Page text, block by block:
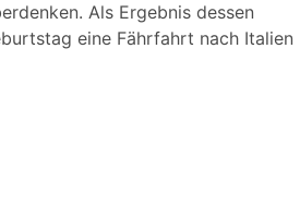
Als Ergebnis dessen
eine Fährfahrt nach Italien